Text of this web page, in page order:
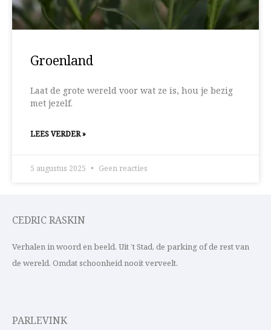
Groenland
Laat de grote wereld voor wat ze is, hou je bezig
met jezelf.
LEES VERDER »
5 augustus 2025 Geen reacties
CEDRIC RASKIN
Verhalen in woord en beeld. Uit ’t Stad, de parking of de rest van
de wereld. Omdat schoonheid nooit verveelt.
PARLEVINK